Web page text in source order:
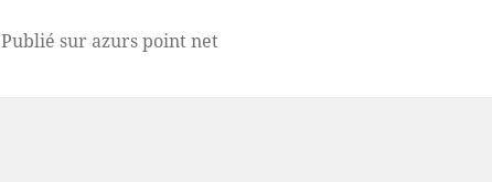
Publié sur azurs point net